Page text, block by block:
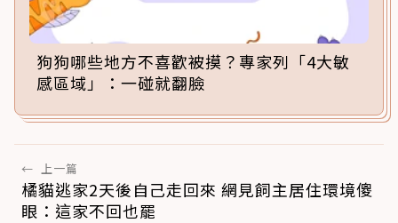
狗狗哪些地方不喜歡被摸？專家列「4大敏
感區域」：一碰就翻臉
← 上一篇
橘貓逃家2天後自己走回來 網見飼主居住環境傻
眼：這家不回也罷